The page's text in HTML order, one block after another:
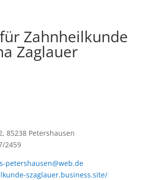
Zahnheilkunde
Zaglauer
85238 Petershausen
2459
petershausen@web.de
szaglauer.business.site/